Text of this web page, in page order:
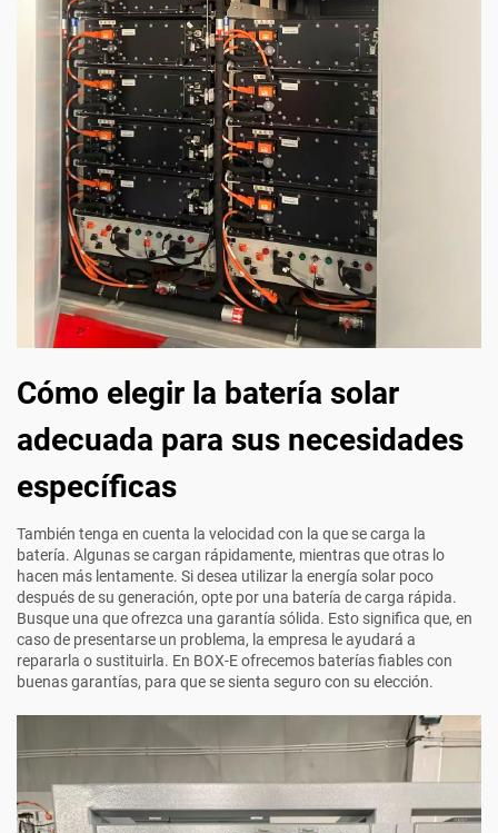
Cómo elegir la batería solar
adecuada para sus necesidades
específicas
También tenga en cuenta la velocidad con la que se carga la
batería. Algunas se cargan rápidamente, mientras que otras lo
hacen más lentamente. Si desea utilizar la energía solar poco
después de su generación, opte por una batería de carga rápida.
Busque una que ofrezca una garantía sólida. Esto significa que, en
caso de presentarse un problema, la empresa le ayudará a
repararla o sustituirla. En BOX-E ofrecemos baterías fiables con
buenas garantías, para que se sienta seguro con su elección.